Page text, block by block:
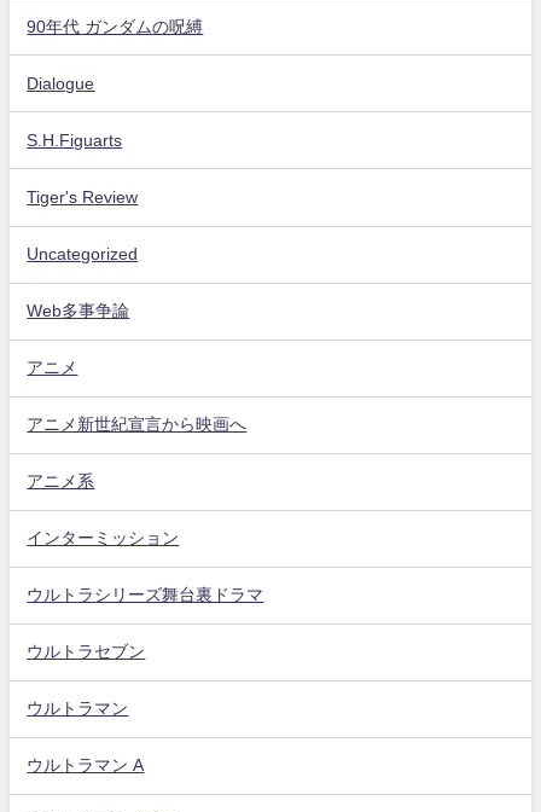
90年代 ガンダムの呪縛
Dialogue
S.H.Figuarts
Tiger's Review
Uncategorized
Web多事争論
アニメ
アニメ新世紀宣言から映画へ
アニメ系
インターミッション
ウルトラシリーズ舞台裏ドラマ
ウルトラセブン
ウルトラマン
ウルトラマン A